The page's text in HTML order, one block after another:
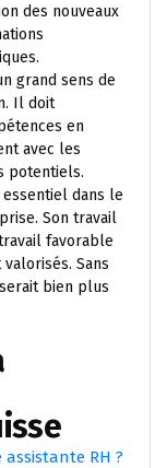
des nouveaux
grand sens de
Il doit
en
avec les
potentiels.
essentiel dans le
Son travail
favorable
Sans
bien plus
RH ?